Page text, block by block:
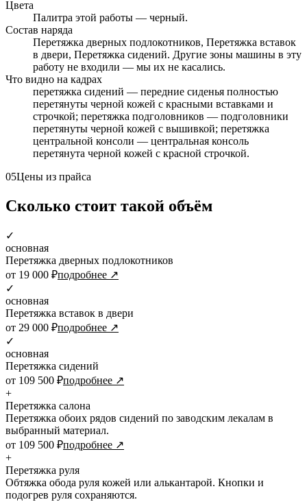
Цвета
Палитра этой работы — черный.
Состав наряда
Перетяжка дверных подлокотников, Перетяжка вставок
в двери, Перетяжка сидений. Другие зоны машины в эту
работу не входили — мы их не касались.
Что видно на кадрах
перетяжка сидений — передние сиденья полностью
перетянуты черной кожей с красными вставками и
строчкой; перетяжка подголовников — подголовники
перетянуты черной кожей с вышивкой; перетяжка
центральной консоли — центральная консоль
перетянута черной кожей с красной строчкой.
05Цены из прайса
Сколько стоит такой объём
✓
основная
Перетяжка дверных подлокотников
от 19 000 ₽подробнее ↗
✓
основная
Перетяжка вставок в двери
от 29 000 ₽подробнее ↗
✓
основная
Перетяжка сидений
от 109 500 ₽подробнее ↗
+
Перетяжка салона
Перетяжка обоих рядов сидений по заводским лекалам в
выбранный материал.
от 109 500 ₽подробнее ↗
+
Перетяжка руля
Обтяжка обода руля кожей или алькантарой. Кнопки и
подогрев руля сохраняются.